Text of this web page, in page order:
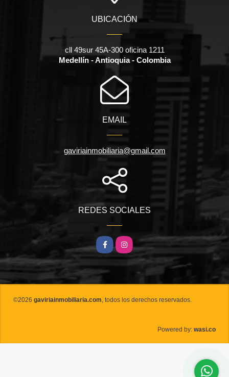
UBICACIÓN
cll 49sur 45A-300 oficina 1211
Medellín - Antioquia - Colombia
EMAIL
gaviriainmobiliaria@gmail.com
REDES SOCIALES
FacebookInstagram
©2026 gaviriainmobiliaria.com, todos los derechos reservados.
Powered by: wasi.co